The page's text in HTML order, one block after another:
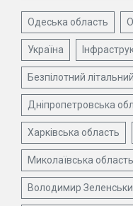
Одеська область
Україна
Безпілотний
Дніпропетровська
Харківська область
Миколаївська область
Володимир